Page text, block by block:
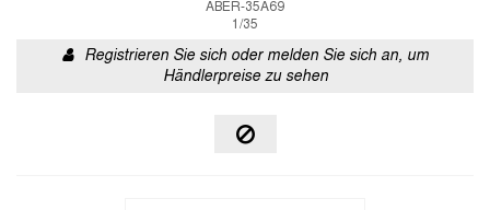
ABER-35A69
1/35
Registrieren Sie sich oder melden Sie sich an, um
Händlerpreise zu sehen